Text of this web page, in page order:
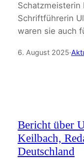
Schatzmeisterin
Schriftführerin
waren sie auch
6. August 2025·
Bericht über
Keilbach,
Deutschland